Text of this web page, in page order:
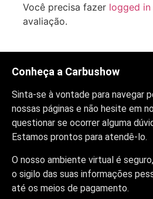
Você precisa fazer logged in
avaliação.
Conheça a Carbushow
Sinta-se à vontade para navegar
nossas páginas e não hesite em
questionar se ocorrer alguma
Estamos prontos para atendê-lo.
O nosso ambiente virtual é
o sigilo das suas informações
até os meios de pagamento.